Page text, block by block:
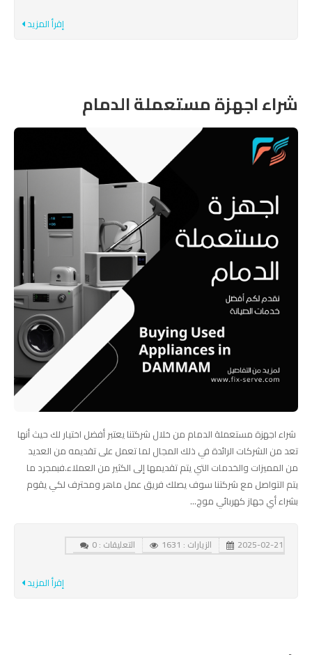
إقرأ المزيد
شراء اجهزة مستعملة الدمام
شراء اجهزة مستعملة الدمام من خلال شركتنا يعتبر أفضل اختيار لك حيث أنها
تعد من الشركات الرائدة في ذلك المجال لما تعمل على تقديمه من العديد
من المميزات والخدمات التي يتم تقديمها إلى الكثير من العملاء.فبمجرد ما
يتم التواصل مع شركتنا سوف يصلك فريق عمل ماهر ومحترف لكي يقوم
بشراء أي جهاز كهربائي موج...
2025-02-21 الزيارات : 1631 التعليقات : 0
إقرأ المزيد